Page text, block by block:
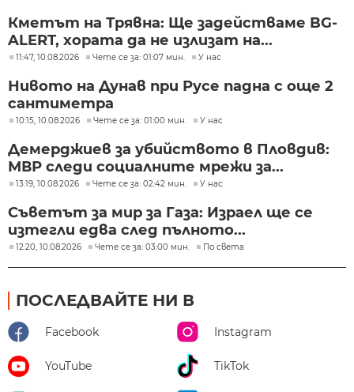
Кметът на Трявна: Ще задействаме BG-
ALERT, хората да не излизат на...
11:47, 10.08.2026 Чете се за: 01:07 мин. У нас
Нивото на Дунав при Русе падна с още 2
сантиметра
10:15, 10.08.2026 Чете се за: 01:00 мин. У нас
Демерджиев за убийството в Пловдив:
МВР следи социалните мрежи за...
13:19, 10.08.2026 Чете се за: 02:42 мин. У нас
Съветът за мир за Газа: Израел ще се
изтегли едва след пълното...
12:20, 10.08.2026 Чете се за: 03:00 мин. По света
ПОСЛЕДВАЙТЕ НИ В
Facebook Instagram
YouTube TikTok